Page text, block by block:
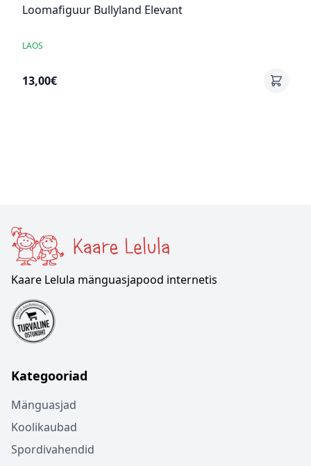
Loomafiguur Bullyland Elevant
LAOS
13,00€
Kaare Lelula mänguasjapood internetis
Kategooriad
Mänguasjad
Koolikaubad
Spordivahendid